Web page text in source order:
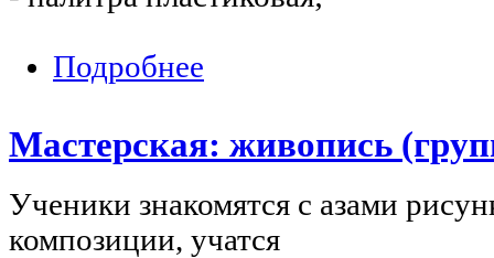
Подробнее
Мастерская: живопись
Ученики знакомятся с азами
композиции, учатся